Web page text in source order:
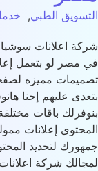
الطبي, خدمات
اعلانات سوشيال
لو بتعمل
مميزه
عليهم إحنا
باقات مختلفة
إعلانات
لتحديد
شركة اعلانات